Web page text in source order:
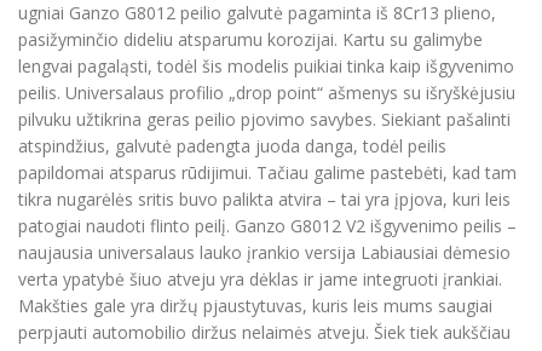
ugniai Ganzo G8012 peilio galvutė pagaminta iš 8Cr13 plieno,
pasižyminčio dideliu atsparumu korozijai. Kartu su galimybe
lengvai pagaląsti, todėl šis modelis puikiai tinka kaip išgyvenimo
peilis. Universalaus profilio „drop point“ ašmenys su išryškėjusiu
pilvuku užtikrina geras peilio pjovimo savybes. Siekiant pašalinti
atspindžius, galvutė padengta juoda danga, todėl peilis
papildomai atsparus rūdijimui. Tačiau galime pastebėti, kad tam
tikra nugarėlės sritis buvo palikta atvira – tai yra įpjova, kuri leis
patogiai naudoti flinto peilį. Ganzo G8012 V2 išgyvenimo peilis –
naujausia universalaus lauko įrankio versija Labiausiai dėmesio
verta ypatybė šiuo atveju yra dėklas ir jame integruoti įrankiai.
Makšties gale yra diržų pjaustytuvas, kuris leis mums saugiai
perpjauti automobilio diržus nelaimės atveju. Šiek tiek aukščiau